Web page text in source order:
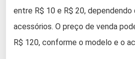
entre R$ 10 e R$ 20, dependendo
acessórios. O preço de venda
R$ 120, conforme o modelo e o